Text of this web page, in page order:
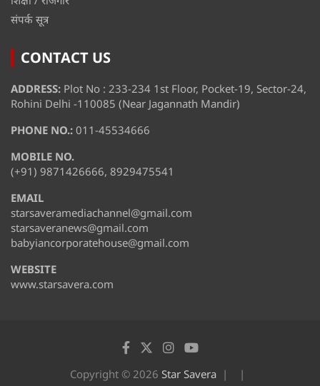
संपर्क सूत्र
CONTACT US
ADDRESS: Plot No : 233-234 1st Floor, Pocket-19, Sector-24,
Rohini Delhi -110085 (Near Jagannath Mandir)
PHONE NO.: 011-45534666
MOBILE NO.
(+91) 9871426666, 8929475541
EMAIL
starsaveramediachannel@gmail.com
starsaveranews@gmail.com
babyiancorporatehouse@gmail.com
WEBSITE
www.starsavera.com
Copyright © 2026 Star Savera